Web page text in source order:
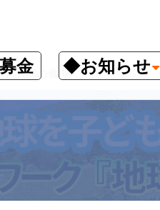
金 ◆お知らせ
と人間の倫理